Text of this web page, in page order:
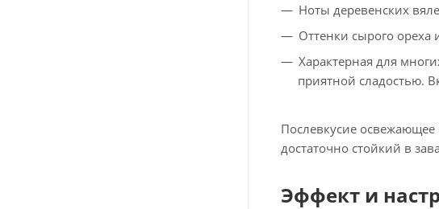
Ноты деревенских
Оттенки сырого ореха
Характерная для
приятной сладостью.
Послевкусие
достаточно стойкий в
Эффект и